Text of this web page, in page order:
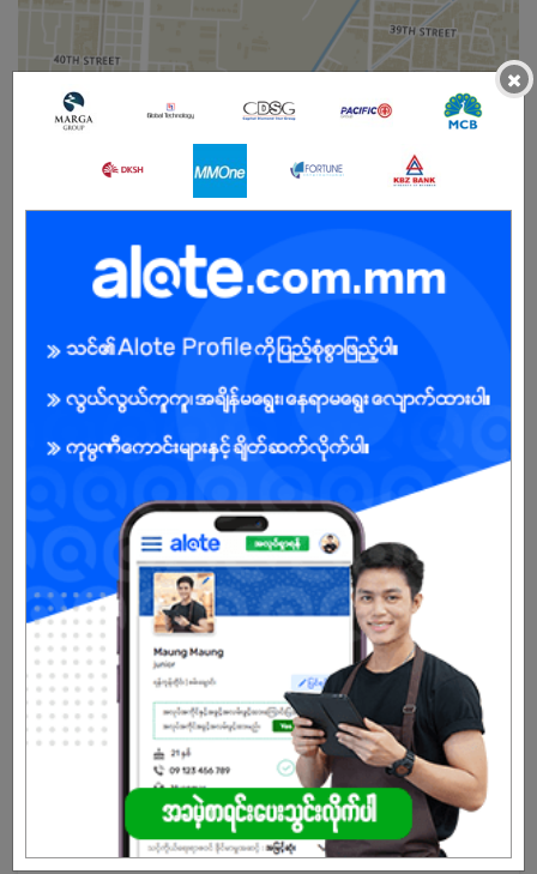
Already Expired
Don't have an account?
REGISTER NOW!
More Similar Jobs
Sales Assistant
Industry Leading Company
Mahar Aung Myay | Mandalay
Merchant Acquisition Executive
Cloud City Food Myanmar
Mahar Aung Myay | Mandalay
×